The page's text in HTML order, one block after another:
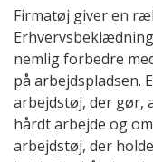
Firmatøj giver en
nemlig forbedre
på arbejdspladsen.
arbejdstøj, der gør,
hårdt arbejde og
arbejdstøj, der